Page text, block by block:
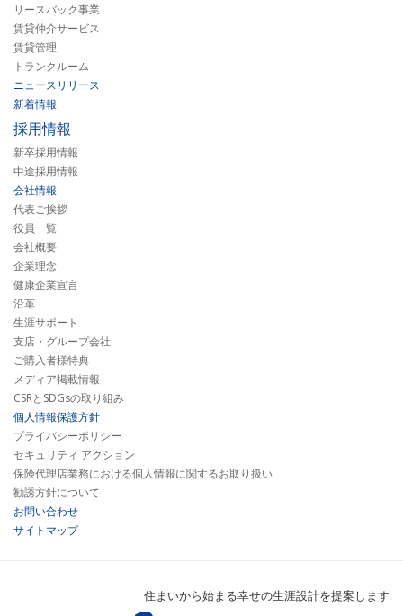
リースバック事業
賃貸仲介サービス
賃貸管理
トランクルーム
ニュースリリース
新着情報
採用情報
新卒採用情報
中途採用情報
会社情報
代表ご挨拶
役員一覧
会社概要
企業理念
健康企業宣言
沿革
生涯サポート
支店・グループ会社
ご購入者様特典
メディア掲載情報
CSRとSDGsの取り組み
個人情報保護方針
プライバシーポリシー
セキュリティ アクション
保険代理店業務における個人情報に関するお取り扱い
勧誘方針について
お問い合わせ
サイトマップ
住まいから始まる幸せの生涯設計を提案します